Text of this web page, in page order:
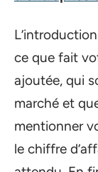
ce que fait
ajoutée, qui
marché et
mentionner
le chiffre